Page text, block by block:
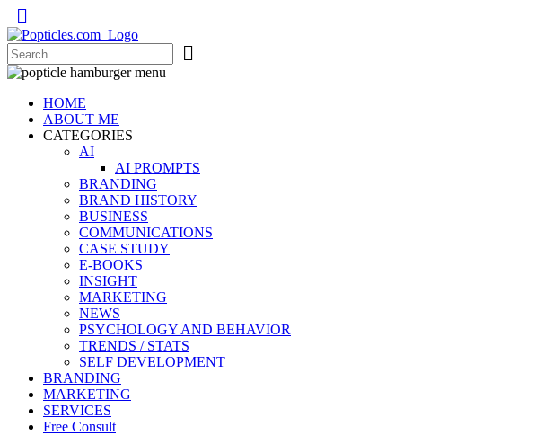
Popticles.com
HOME
ABOUT ME
CATEGORIES
AI
AI PROMPTS
BRANDING
BRAND HISTORY
BUSINESS
COMMUNICATIONS
CASE STUDY
E-BOOKS
INSIGHT
MARKETING
NEWS
PSYCHOLOGY AND BEHAVIOR
TRENDS / STATS
SELF DEVELOPMENT
BRANDING
MARKETING
SERVICES
Free Consult